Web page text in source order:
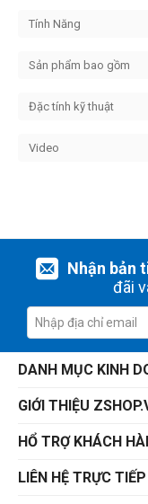
Tính Năng
Sản phẩm bao gồm
Đặc tính kỹ thuật
Video
Nhận bản
đãi
DANH MỤC KINH
GIỚI THIỆU
HỔ TRỢ KHÁCH
LIÊN HỆ TRỰC TIẾP